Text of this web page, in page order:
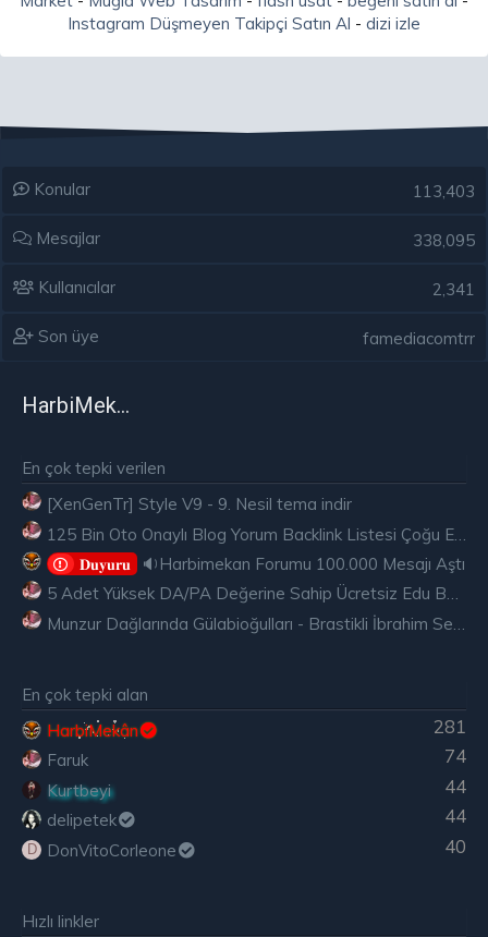
Instagram Düşmeyen Takipçi Satın Al - dizi izle
Konular 113,403
Mesajlar 338,095
Kullanıcılar 2,341
Son üye famediacomtrr
HarbiMekân
En çok tepki verilen
[XenGenTr] Style V9 - 9. Nesil tema indir
𝐃𝐮𝐲𝐮𝐫𝐮
🔉Harbimekan Forumu 100.000 Mesajı Aştı
5 Adet Yüksek DA/PA Değerine Sahip Ücretsiz Edu Backlink
En çok tepki alan
281
HarbiMekân
74
Faruk
44
Kurtbeyi
44
delipetek
D 40
DonVitoCorleone
Hızlı linkler